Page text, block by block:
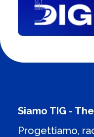
Siamo TIG -
Progettiamo,